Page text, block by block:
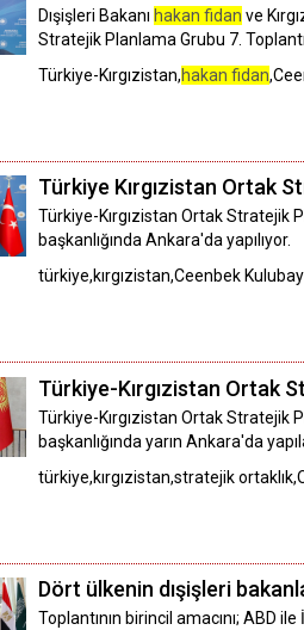
Dışişleri Bakanı hakan fidan ve
Stratejik Planlama Grubu 7.
Türkiye-Kırgızistan,hakan fidan
Türkiye Kırgızistan Ortak
Türkiye-Kırgızistan Ortak Stratejik
başkanlığında Ankara'da yapılıyor.
türkiye,kırgızistan,Ceenbek
Türkiye-Kırgızistan Ortak
Türkiye-Kırgızistan Ortak Stratejik
başkanlığında yarın Ankara'da
türkiye,kırgızistan,stratejik
Dört ülkenin dışişleri
Toplantının birincil amacını; ABD